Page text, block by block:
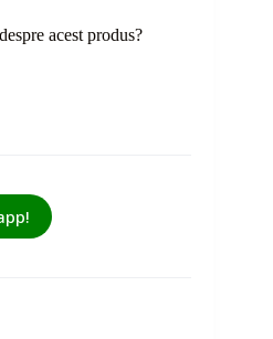
acest produs?